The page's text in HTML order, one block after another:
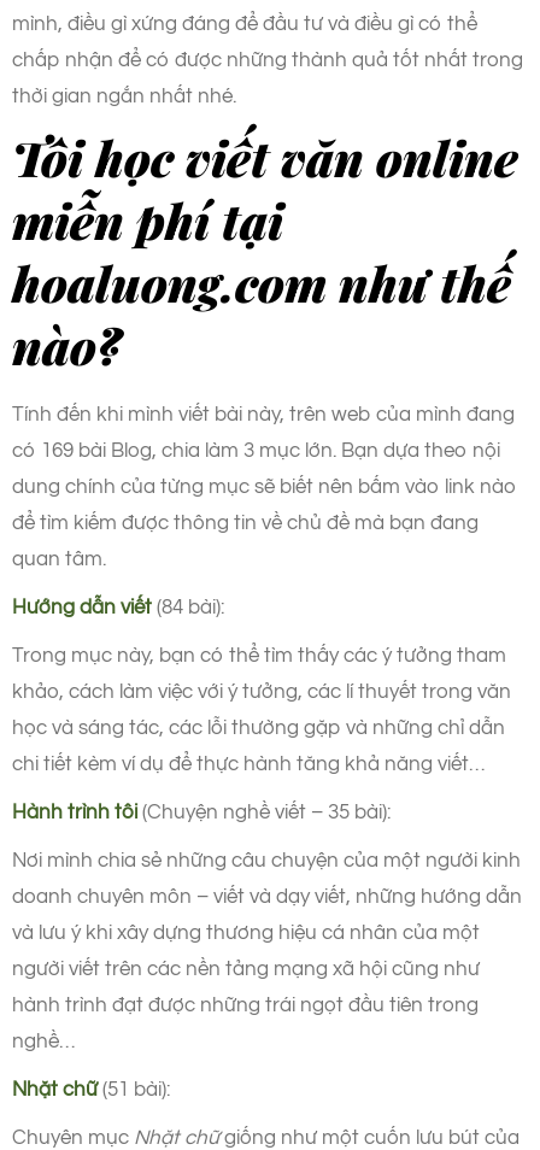
mình, điều gì xứng đáng để đầu tư và điều gì có thể
chấp nhận để có được những thành quả tốt nhất trong
thời gian ngắn nhất nhé.
Tôi học viết văn online
miễn phí tại
hoaluong.com như thế
nào?
Tính đến khi mình viết bài này, trên web của mình đang
có 169 bài Blog, chia làm 3 mục lớn. Bạn dựa theo nội
dung chính của từng mục sẽ biết nên bấm vào link nào
để tìm kiếm được thông tin về chủ đề mà bạn đang
quan tâm.
Hướng dẫn viết (84 bài):
Trong mục này, bạn có thể tìm thấy các ý tưởng tham
khảo, cách làm việc với ý tưởng, các lí thuyết trong văn
học và sáng tác, các lỗi thường gặp và những chỉ dẫn
chi tiết kèm ví dụ để thực hành tăng khả năng viết…
Hành trình tôi (Chuyện nghề viết – 35 bài):
Nơi mình chia sẻ những câu chuyện của một người kinh
doanh chuyên môn – viết và dạy viết, những hướng dẫn
và lưu ý khi xây dựng thương hiệu cá nhân của một
người viết trên các nền tảng mạng xã hội cũng như
hành trình đạt được những trái ngọt đầu tiên trong
nghề…
Nhặt chữ(51 bài):
Chuyên mục Nhặt chữgiống như một cuốn lưu bút của